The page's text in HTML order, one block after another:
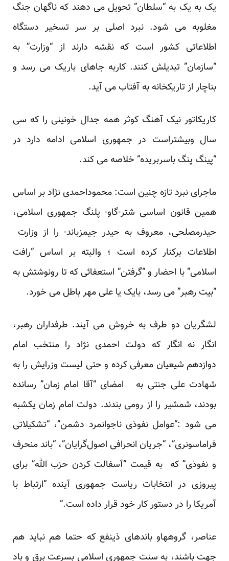
یک به یک به “سلطان” تحویل می دهند که ناگهان جنگ
مغلوبه می شود. نبرد اصلی بر سر تسخیر دستگاه
اطلاعاتی کشور است که نقشه دارند از “وزارت” به
“سازمان” تبدیلش کنند. کاربه جاهای باریک می رسد و
بناچار از تاریکخانه به آفتاب می آید.
کاریکاتور نیک آهنگ کوثر همه جدال خونینی را که سی
سال وبیشتراست در جمهوری اسلامی ادامه دارد در
“پینگ پنگ باسربریده” خلاصه می کند.
ماجرای نبرد تازه چنین است: محموداحمدی نژاد بر اساس
همین قانون اساسی شتر-گاو- پلنگ جمهوری اسلامی،
حیدرمصلحی، معروف به حیدر جیمزباند- را از وزارت
اطلاعات برکنار کرده است ؛ والبته بر اساس “رافت
اسلامی” با احضار و “گرفتن” استعفائی که تا رونوشتش به
“بیت رهبر” می رسد، بایک یا علی مهر باطل می خورد.
لشگریان دو طرف به خروش می آیند. طرفداران رهبر،
انگار نه انگار که دولت احمدی نژاد را منتخب امام
دوازدهم شیعیان معرفی کرده و حتی لیست وزرایش را به
شهادت علی جنتی به امضای “آقا امام زمان” رسانده
بودند، شمشیر را از رومی بندند. دولت امام زمان یکشبه
می شود :“عوامل نفوذی ناجوانمرد دشمن”، “تشکیلاتی
فراماسونری”، “جریان انحرافی اصول‌گرایان”، “باند منحرف
و نفوذی” که به قیمت “آسفالت کردن حزب الله” برای
پیروزی در انتخابات ریاست جمهوری آینده “ارتباط با
آمریکا را در دستور کار خود قرار داده است.”
عناصر، گروههاو باندهای ذینفع که حتما هم نباید هم
جهت باشند، به سنت جمهوری اسلامی بسرعت برق و باد